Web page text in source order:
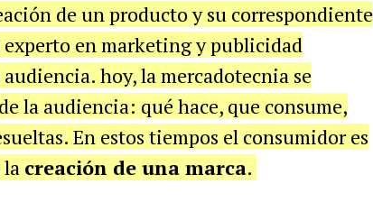
de un producto y su correspondiente
en marketing y publicidad
hoy, la mercadotecnia se
la audiencia: qué hace, que consume,
En estos tiempos el consumidor es
la creación de una marca.